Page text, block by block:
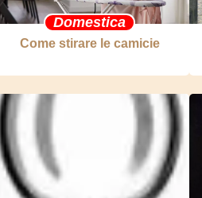
Domestica
Come stirare le camicie